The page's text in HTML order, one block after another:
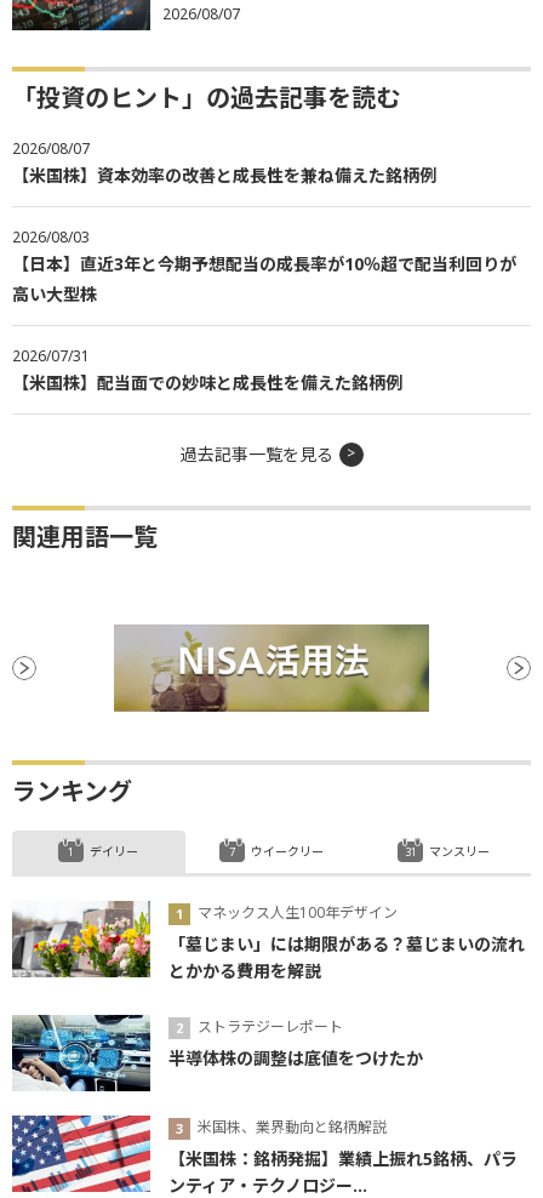
2026/08/07
「投資のヒント」の過去記事を読む
2026/08/07
【米国株】資本効率の改善と成長性を兼ね備えた銘柄例
2026/08/03
【日本】直近3年と今期予想配当の成長率が10％超で配当利回りが
高い大型株
2026/07/31
【米国株】配当面での妙味と成長性を備えた銘柄例
過去記事一覧を見る
関連用語一覧
ランキング
デイリー
マネックス人生100年デザイン
「墓じまい」には期限がある？墓じまいの流れ
とかかる費用を解説
ストラテジーレポート
半導体株の調整は底値をつけたか
米国株、業界動向と銘柄解説
【米国株：銘柄発掘】業績上振れ5銘柄、パラ
ンティア・テクノロジー...
ウイークリー マンスリー